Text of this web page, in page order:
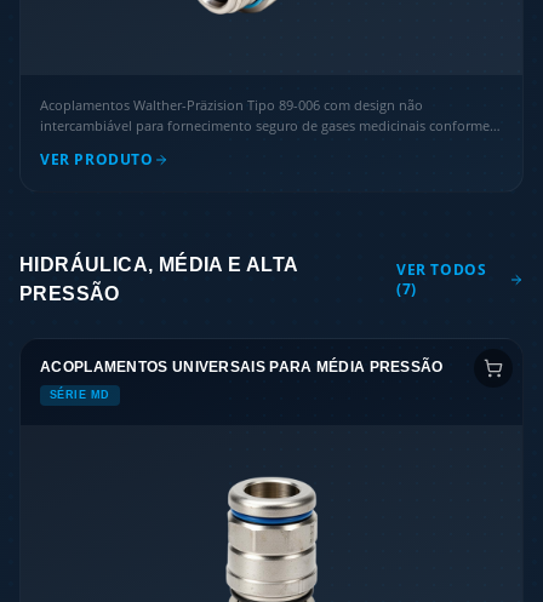
Acoplamentos Walther-Präzision Tipo 89-006 com design não
intercambiável para fornecimento seguro de gases medicinais conforme
VER PRODUTO
HIDRÁULICA, MÉDIA E ALTA
PRESSÃO
VER TODOS
(7)
ACOPLAMENTOS UNIVERSAIS PARA MÉDIA PRESSÃO
SÉRIE MD